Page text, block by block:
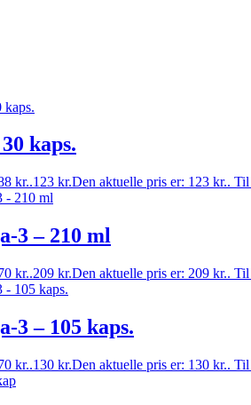
kaps.
kr..123 kr.Den aktuelle pris er: 123 kr..
3 – 210 ml
kr..209 kr.Den aktuelle pris er: 209 kr..
3 – 105 kaps.
kr..130 kr.Den aktuelle pris er: 130 kr..